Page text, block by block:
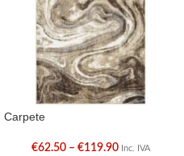
Carpete
€62.50 – €119.90 Inc. IVA